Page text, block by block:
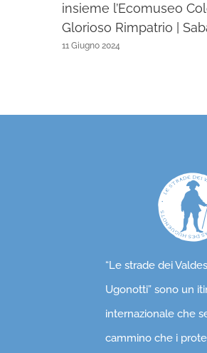
insieme l’Ecomuseo
Glorioso Rimpatrio |
11 Giugno 2024
“Le strade dei
Ugonotti” sono un
internazionale che
cammino che i